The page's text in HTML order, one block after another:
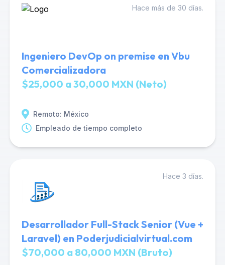
Hace más de 30 días.
Ingeniero DevOp on premise en Vbu
Comercializadora
$25,000 a 30,000 MXN (Neto)
Remoto: México
Empleado de tiempo completo
Hace 3 días.
Desarrollador Full-Stack Senior (Vue +
Laravel) en Poderjudicialvirtual.com
$70,000 a 80,000 MXN (Bruto)